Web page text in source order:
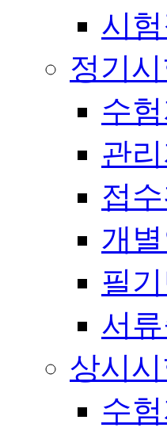
시
정기
수
관
접
개
필
서
상시
수